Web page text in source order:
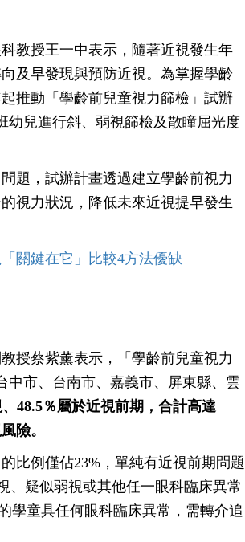
教授王一中表示，隨著近視發生年
及早發現與預防近視。為掌握學齡
推動「學齡前兒童視力篩檢」試辦
幼兒進行斜、弱視篩檢及散瞳屈光度
題，試辦計畫透過建立學齡前視力
視力狀況，降低未來近視提早發生
關鍵在它」比較4方法優缺
授蔡紫薰表示，「學齡前兒童視力
中市、台南市、嘉義市、屏東縣、雲
48.5％屬於近視前期，合計高達
險。
比例僅佔23%，單純有近視前期問題
、疑似弱視或其他任一眼科臨床異常
學童具任何眼科臨床異常，需轉介追